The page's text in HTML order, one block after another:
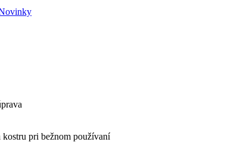
pri bežnom používaní